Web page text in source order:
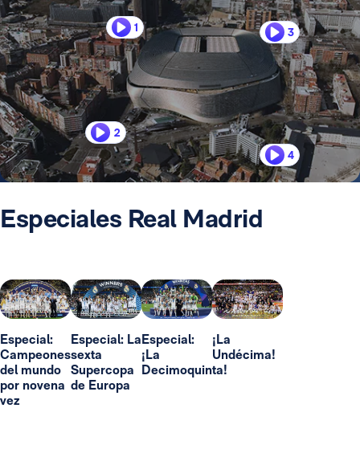
1
2
3
4
Especiales Real Madrid
Especial:
Campeones
del mundo
por novena
vez
Especial: La
sexta
Supercopa
de Europa
Especial:
¡La
Decimoquinta!
¡La
Undécima!